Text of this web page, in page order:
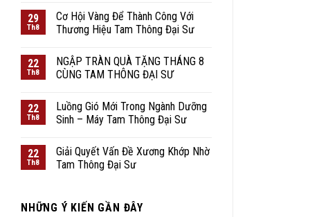
29
Th8
Cơ Hội Vàng Để Thành Công Với
Thương Hiệu Tam Thông Đại Sư
22
Th8
NGẬP TRÀN QUÀ TẶNG THÁNG 8
CÙNG TAM THÔNG ĐẠI SƯ
22
Th8
Luồng Gió Mới Trong Ngành Dưỡng
Sinh – Máy Tam Thông Đại Sư
22
Th8
Giải Quyết Vấn Đề Xương Khớp Nhờ
Tam Thông Đại Sư
NHỮNG Ý KIẾN ​​GẦN ĐÂY